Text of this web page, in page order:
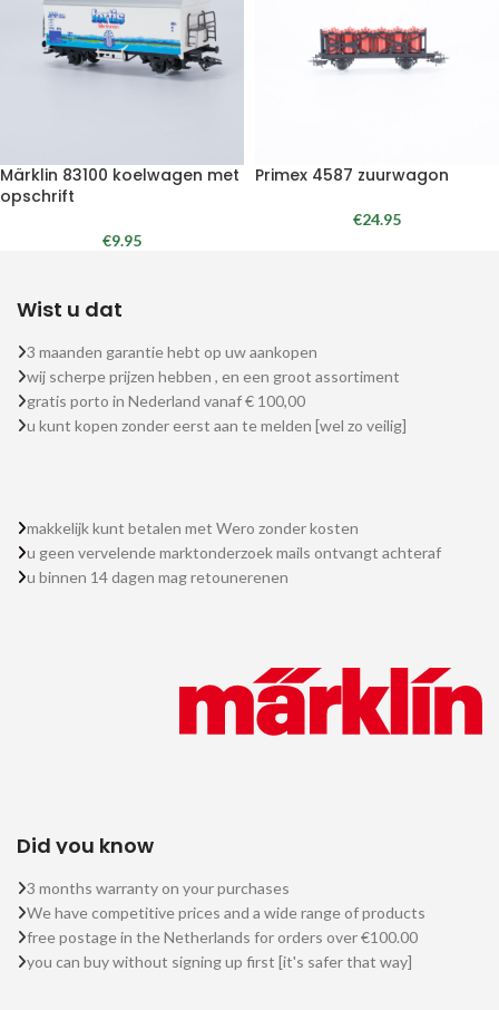
Märklin 83100 koelwagen met
opschrift
€9.95
Primex 4587 zuurwagon
€24.95
Wist u dat
3 maanden garantie hebt op uw aankopen
wij scherpe prijzen hebben , en een groot assortiment
gratis porto in Nederland vanaf € 100,00
u kunt kopen zonder eerst aan te melden [wel zo veilig]
makkelijk kunt betalen met Wero zonder kosten
u geen vervelende marktonderzoek mails ontvangt achteraf
u binnen 14 dagen mag retounerenen
Did you know
3 months warranty on your purchases
We have competitive prices and a wide range of products
free postage in the Netherlands for orders over €100.00
you can buy without signing up first [it's safer that way]